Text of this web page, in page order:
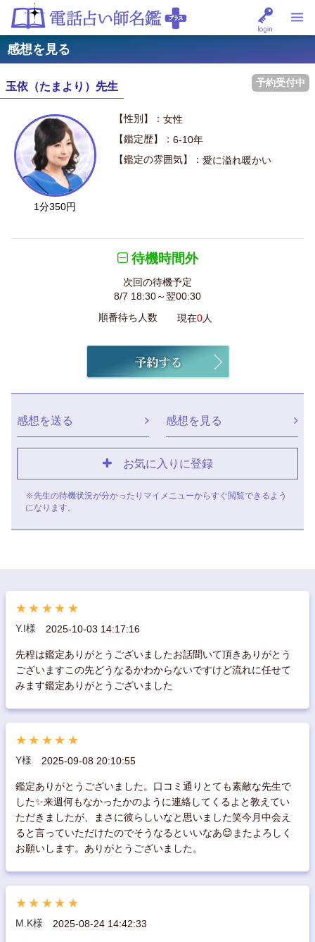
感想を見る
玉依（たまより）先生 予約受付中
1分350円
【性別】： 女性
【鑑定歴】： 6-10年
【鑑定の雰囲気】： 愛に溢れ暖かい
待機時間外
次回の待機予定
8/7 18:30～翌00:30
順番待ち人数
現在0人
感想を送る 感想を見る
お気に入りに登録
※先生の待機状況が分かったりマイメニューからすぐ閲覧できるよう
になります。
★★★★★
Y.I様 2025-10-03 14:17:16
先程は鑑定ありがとうございましたお話聞いて頂きありがとう
ございますこの先どうなるかわからないですけど流れに任せて
みます鑑定ありがとうございました
★★★★★
Y様 2025-09-08 20:10:55
鑑定ありがとうございました。口コミ通りとても素敵な先生で
した✨来週何もなかったかのように連絡してくるよと教えてい
ただきましたが、まさに彼らしいなと思いました笑今月中会え
ると言っていただけたのでそうなるといいなあ😌またよろしく
お願いします。ありがとうございました。
★★★★★
M.K様 2025-08-24 14:42:33